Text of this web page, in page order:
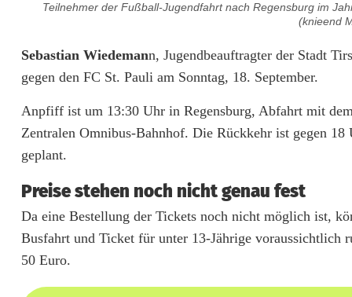
h
u
t
n
a
h
Teilnehmer der Fußball-Jugendfahrt nach Regensburg im
(knieend
Sebastian Wiedemann, Jugendbeauftragter der Stadt
gegen den FC St. Pauli am Sonntag, 18. September.
Anpfiff ist um 13:30 Uhr in Regensburg, Abfahrt mit
Zentralen Omnibus-Bahnhof. Die Rückkehr ist gegen 18
geplant.
Preise stehen noch nicht genau fest
Da eine Bestellung der Tickets noch nicht möglich ist,
Busfahrt und Ticket für unter 13-Jährige voraussichtlich
50 Euro.